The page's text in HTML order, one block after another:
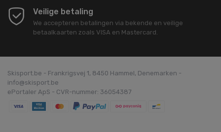
Veilige betaling
We accepteren betalingen via bekende en veilige
betaalkaarten zoals VISA en Mastercard.
Skisport.be - Frankrigsvej 1, 8450 Hammel, Denemarken -
info@skisport.be
ePortaler ApS - CVR-nummer: 36054387